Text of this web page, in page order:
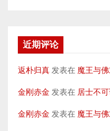
近期评论
返朴归真 发表在 魔王与
金刚赤金 发表在 居士不
金刚赤金 发表在 魔王与